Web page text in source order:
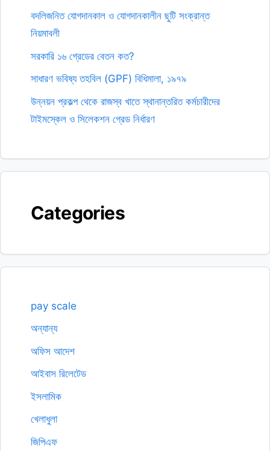
বদলিজনিত যোগদানকাল ও যোগদানকালীন ছুটি সংক্রান্ত
নিয়মাবলী
সরকারি ১৬ গ্রেডের বেতন কত?
সাধারণ ভবিষ্য তহবিল (GPF) বিধিমালা, ১৯৭৯
উন্নয়ন প্রকল্প থেকে রাজস্ব খাতে স্থানান্তরিত কর্মচারীদের
টাইমস্কেল ও সিলেকশন গ্রেড নির্ধারণ
Categories
pay scale
অন্যান্য
অফিস আদেশ
আইবাস রিলেটেড
ইসলামিক
খেলাধুলা
জিপিএফ